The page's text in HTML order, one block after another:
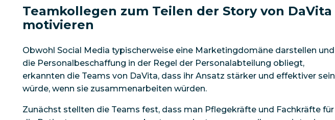
Teamkollegen zum Teilen der Story von DaVita
motivieren
Obwohl Social Media typischerweise eine Marketingdomäne darstellen und
die Personalbeschaffung in der Regel der Personalabteilung obliegt,
erkannten die Teams von DaVita, dass ihr Ansatz stärker und effektiver sein
würde, wenn sie zusammenarbeiten würden.
Zunächst stellten die Teams fest, dass man Pflegekräfte und Fachkräfte für